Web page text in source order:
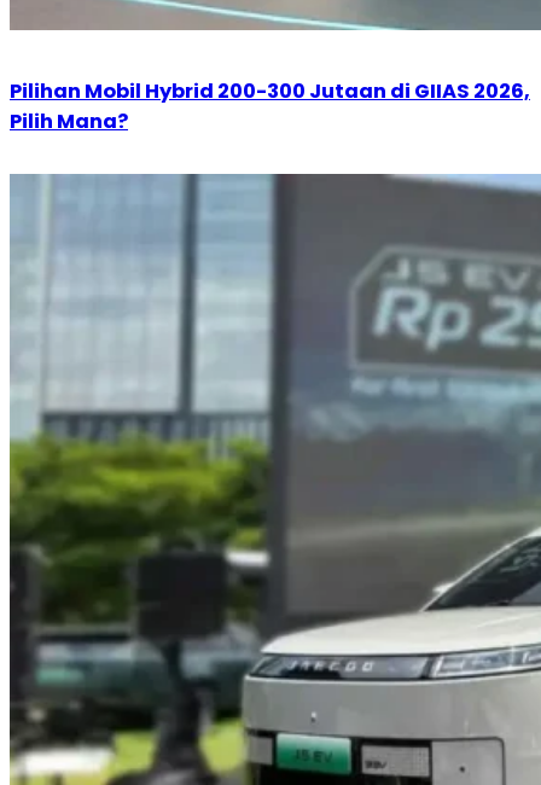
Pilihan Mobil Hybrid 200-300 Jutaan di GIIAS 2026,
Pilih Mana?